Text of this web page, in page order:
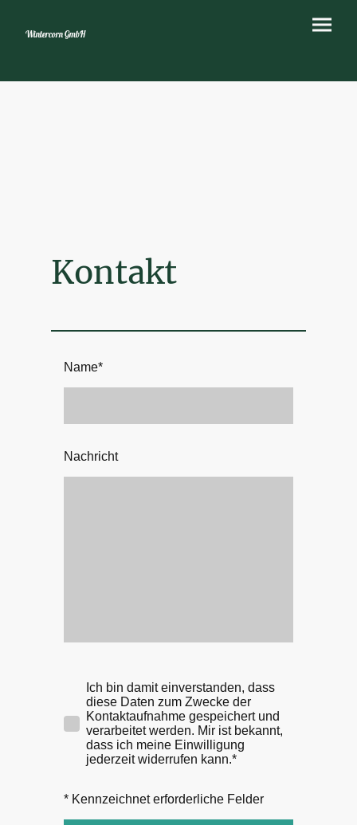
Wintercorn GmbH
Kontakt
Name*
Nachricht
Ich bin damit einverstanden, dass
diese Daten zum Zwecke der
Kontaktaufnahme gespeichert und
verarbeitet werden. Mir ist bekannt,
dass ich meine Einwilligung
jederzeit widerrufen kann.*
* Kennzeichnet erforderliche Felder